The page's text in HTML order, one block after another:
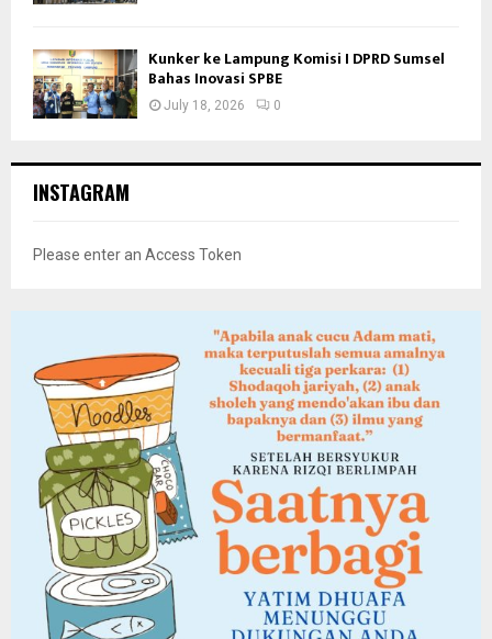
Kunker ke Lampung Komisi I DPRD Sumsel
Bahas Inovasi SPBE
July 18, 2026 0
INSTAGRAM
Please enter an Access Token